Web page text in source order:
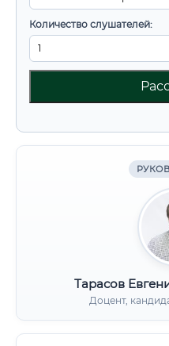
Количество слушателей:
Тарасов
Доцент,